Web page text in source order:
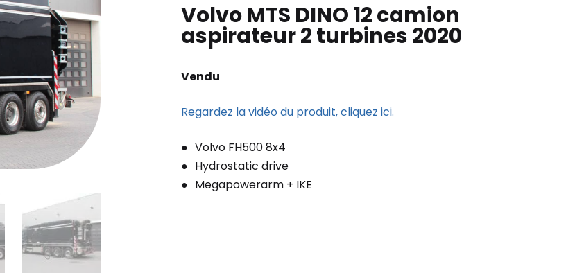
Volvo MTS DINO 12 camion
aspirateur 2 turbines 2020
Vendu
Regardez la vidéo du produit, cliquez ici.
Volvo FH500 8x4
Hydrostatic drive
Megapowerarm + IKE